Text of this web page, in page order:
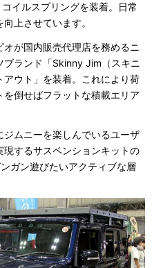
イルスプリングを装着。日常
上させています。
が国内販売代理店を務めるニ
ブランド「Skinny Jim（スキニ
ウト」を装着。これにより荷
倒せばフラットな積載エリア
ムニーを楽しんでいるユーザ
するサスペンションキットの
ガン遊びたいアクティブな層